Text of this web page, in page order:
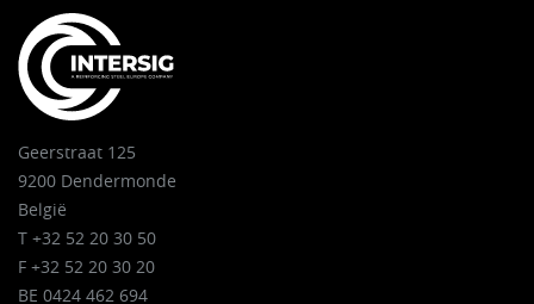
Geerstraat 125
9200 Dendermonde
België
T +32 52 20 30 50
F +32 52 20 30 20
BE 0424 462 694